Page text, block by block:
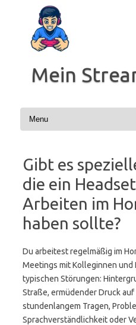
springen
Mein
Gibt es
die ein
Arbeiten im
haben sollte?
Du arbeitest regelmäßig im
Meetings mit Kolleginnen und
typischen Störungen:
Straße, ermüdender Druck
stundenlangem Tragen,
Sprachverständlichkeit oder